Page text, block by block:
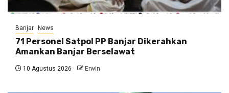
Banjar News
71 Personel Satpol PP Banjar Dikerahkan
Amankan Banjar Berselawat
10 Agustus 2026 Erwin